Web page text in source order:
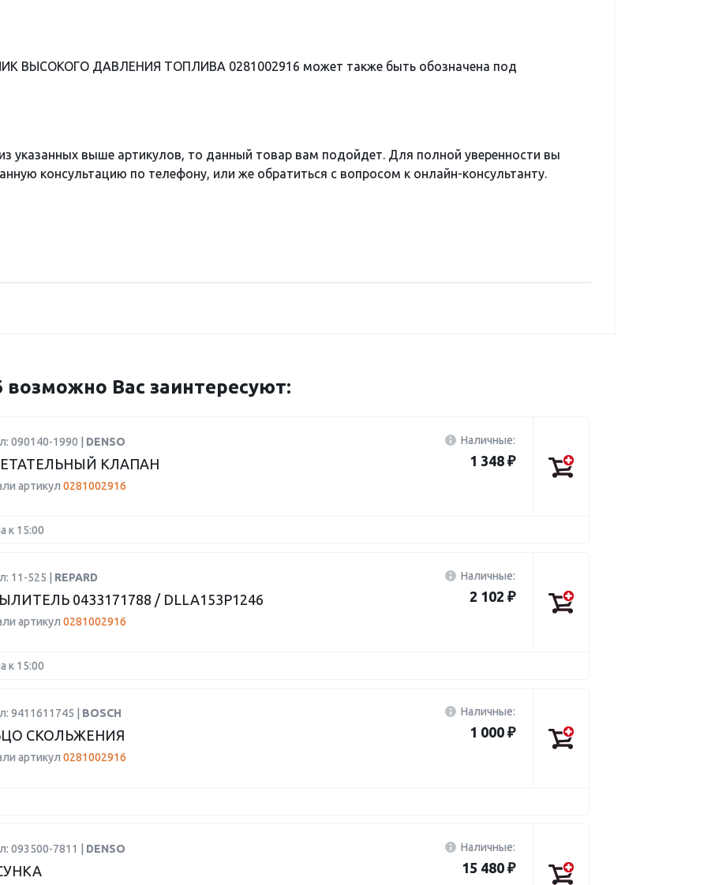
ВЫСОКОГО ДАВЛЕНИЯ ТОПЛИВА 0281002916 может также быть обозначена под
указанных выше артикулов, то данный товар вам подойдет. Для полной уверенности вы
консультацию по телефону, или же обратиться с вопросом к онлайн-консультанту.
Вас заинтересуют:
090140-1990 | DENSO
КЛАПАН
артикул 0281002916
Наличные:
1 348 ₽
к 15:00
11-525 | REPARD
0433171788 / DLLA153P1246
артикул 0281002916
Наличные:
2 102 ₽
к 15:00
9411611745 | BOSCH
СКОЛЬЖЕНИЯ
артикул 0281002916
Наличные:
1 000 ₽
093500-7811 | DENSO Наличные:
15 480 ₽